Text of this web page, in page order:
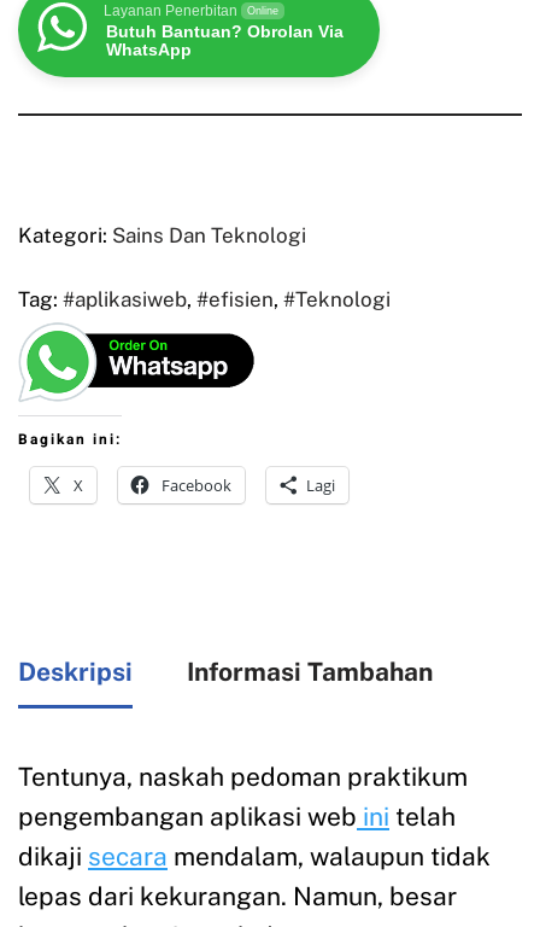
Layanan Penerbitan Online
Butuh Bantuan? Obrolan Via
WhatsApp
Kategori: Sains Dan Teknologi
Tag: #aplikasiweb, #efisien, #Teknologi
Bagikan ini:
X Facebook Lagi
Deskripsi Informasi Tambahan
Tentunya, naskah pedoman praktikum
pengembangan aplikasi web ini telah
dikaji secara mendalam, walaupun tidak
lepas dari kekurangan. Namun, besar